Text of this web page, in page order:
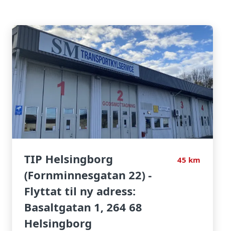
45 km
TIP Helsingborg
(Fornminnesgatan 22) -
Flyttat til ny adress:
Basaltgatan 1, 264 68
Helsingborg